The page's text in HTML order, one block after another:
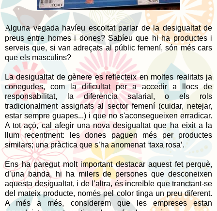
A lguna vegada havíeu escoltat parlar de la desigualtat de
preus entre homes i dones? Sabíeu que hi ha productes i
serveis que, si van adreçats al públic femení, són més cars
que els masculins?
La desigualtat de gènere es reflecteix en moltes realitats ja
conegudes, com la dificultat per a accedir a llocs de
responsabilitat, la diferència salarial, o els rols
tradicionalment assignats al sector femení (cuidar, netejar,
estar sempre guapes...) i que no s'aconsegueixen erradicar.
A tot açò, cal afegir una nova desigualtat que ha eixit a la
llum recentment: les dones paguen més per productes
similars; una pràctica que s’ha anomenat ‘taxa rosa’.
Ens ha paregut molt important destacar aquest fet perquè,
d’una banda, hi ha milers de persones que desconeixen
aquesta desigualtat, i de l’altra, és increïble que tranctant-se
del mateix producte, només pel color tinga un preu diferent.
A més a més, considerem que les empreses estan